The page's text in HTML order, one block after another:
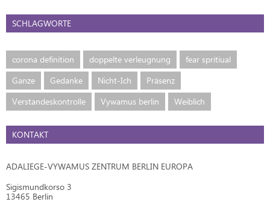
SCHLAGWORTE
corona definition doppelte verleugnung
fear spritiual
Ganze
Gedanke Nicht-Ich
Präsenz
Verstandeskontrolle
Vywamus berlin Weiblich
KONTAKT
ADALIEGE-VYWAMUS ZENTRUM BERLIN EUROPA
Sigismundkorso 3
13465 Berlin